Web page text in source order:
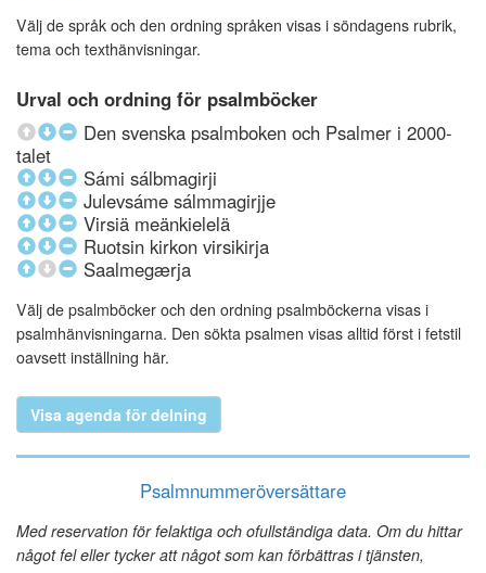
Välj de språk och den ordning språken visas i söndagens rubrik,
tema och texthänvisningar.
Urval och ordning för psalmböcker
Den svenska psalmboken och Psalmer i 2000-
talet
Sámi sálbmagirji
Julevsáme sálmmagirjje
Virsiä meänkielelä
Ruotsin kirkon virsikirja
Saalmegærja
Välj de psalmböcker och den ordning psalmböckerna visas i
psalmhänvisningarna. Den sökta psalmen visas alltid först i fetstil
oavsett inställning här.
Visa agenda för delning
Psalmnummeröversättare
Med reservation för felaktiga och ofullständiga data. Om du hittar
något fel eller tycker att något som kan förbättras i tjänsten,